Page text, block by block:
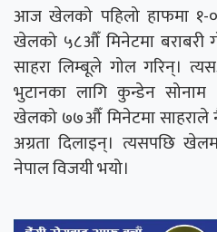
आज खेलको पहिलो हाफमा १-
खेलको ५८औँ मिनेटमा बराबरी
साहरा लिम्बूले गोल गरिन्।
भुटानका लागि कुन्डेन
खेलको ७७औँ मिनेटमा साहराले
अग्रता दिलाइन्। त्यसपछि
नेपाल विजयी भयो।